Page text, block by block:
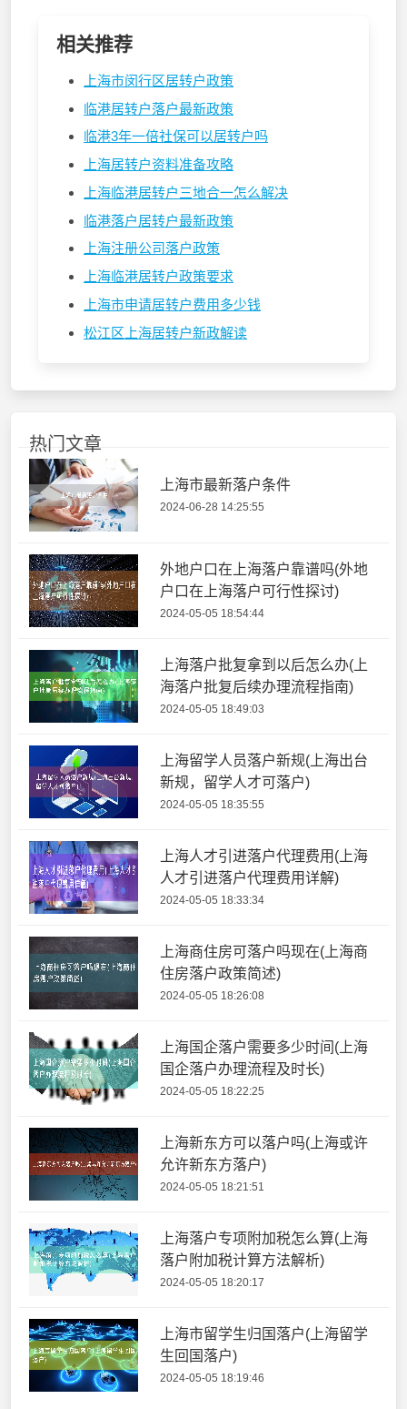
相关推荐
上海市闵行区居转户政策
临港居转户落户最新政策
临港3年一倍社保可以居转户吗
上海居转户资料准备攻略
上海临港居转户三地合一怎么解决
临港落户居转户最新政策
上海注册公司落户政策
上海临港居转户政策要求
上海市申请居转户费用多少钱
松江区上海居转户新政解读
热门文章
上海市最新落户条件
2024-06-28 14:25:55
外地户口在上海落户靠谱吗(外地
户口在上海落户可行性探讨)
2024-05-05 18:54:44
上海落户批复拿到以后怎么办(上
海落户批复后续办理流程指南)
2024-05-05 18:49:03
上海留学人员落户新规(上海出台
新规，留学人才可落户)
2024-05-05 18:35:55
上海人才引进落户代理费用(上海
人才引进落户代理费用详解)
2024-05-05 18:33:34
上海商住房可落户吗现在(上海商
住房落户政策简述)
2024-05-05 18:26:08
上海国企落户需要多少时间(上海
国企落户办理流程及时长)
2024-05-05 18:22:25
上海新东方可以落户吗(上海或许
允许新东方落户)
2024-05-05 18:21:51
上海落户专项附加税怎么算(上海
落户附加税计算方法解析)
2024-05-05 18:20:17
上海市留学生归国落户(上海留学
生回国落户)
2024-05-05 18:19:46